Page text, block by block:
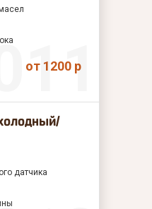
от 1200 р
датчика